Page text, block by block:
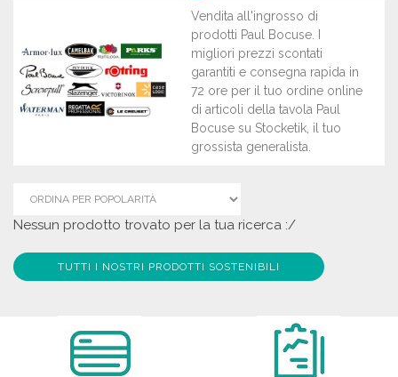
Vendita all'ingrosso di
prodotti Paul Bocuse. I
migliori prezzi scontati
garantiti e consegna rapida in
72 ore per il tuo ordine online
di articoli della tavola Paul
Bocuse su Stocketik, il tuo
grossista generalista.
Nessun prodotto trovato per la tua ricerca :/
TUTTI I NOSTRI PRODOTTI SOSTENIBILI